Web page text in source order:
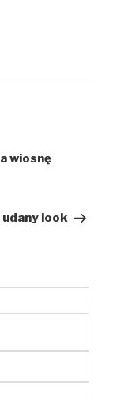
wiosnę
udany look